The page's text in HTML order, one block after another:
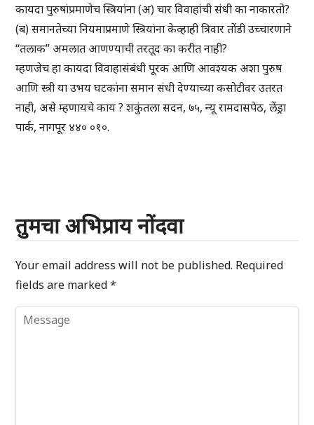
कायदा पुरुषांप्रमाणेच स्त्रियांना (अ) चार विवाहांची संधी का नाकारतो?
(ब) समानतेच्या नियमाप्रमाणे स्त्रियांना केव्हाही त्रिवार तोंडी उच्चारणाने
“तलाक” अमलात आणण्याची तरतूद का करीत नाही?
म्हणजेच हा कायदा विवाहासंबंधी पूरक आणि आवश्यक अशा पुरुष
आणि स्त्री या उभय घटकांना समान संधी देण्याच्या कसोटीवर उतरत
नाही, असे म्हणायचे काय ? शकुंतला सदन, ७५, न्यू रामदासपेठ, लेंड्रा
पार्क, नागपूर ४४० ०१०.
तुमचा अभिप्राय नोंदवा
Your email address will not be published. Required
fields are marked*